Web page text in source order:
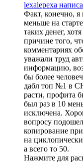
lexalepexa
Факт, конечно,
меньше на
таких денег,
причине того,
комментариях
уважали труд
информацию,
бы более
дабл топ №1 в
расти, профита
был раз в 10
исключена.
вопросу
копирование
на
а всего то 50.
Нажмите для